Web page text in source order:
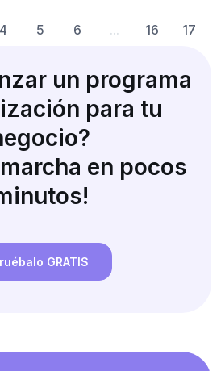
4 5 6 ... 16 17
un programa
para tu
en pocos
GRATIS